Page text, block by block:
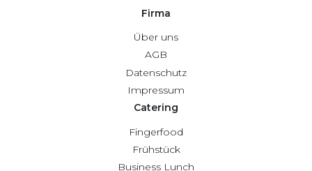
Firma
Über uns
AGB
Datenschutz
Impressum
Catering
Fingerfood
Frühstück
Business Lunch